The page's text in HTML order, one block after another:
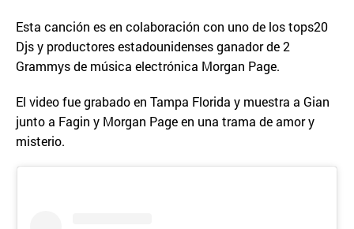
Esta canción es en colaboración con uno de los tops20
Djs y productores estadounidenses ganador de 2
Grammys de música electrónica Morgan Page.
El video fue grabado en Tampa Florida y muestra a Gian
junto a Fagin y Morgan Page en una trama de amor y
misterio.